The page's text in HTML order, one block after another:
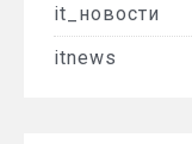
it_новости
itnews